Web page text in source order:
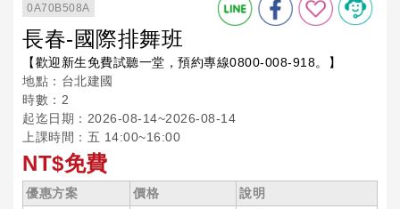
0A70B508A
長春-國際排舞班
【歡迎新生免費試聽一堂，預約專線0800-008-918。】
地點：台北建國
時數：2
起迄日期：2026-08-14~2026-08-14
上課時間：五 14:00~16:00
NT$免費
優惠方案 價格
說明